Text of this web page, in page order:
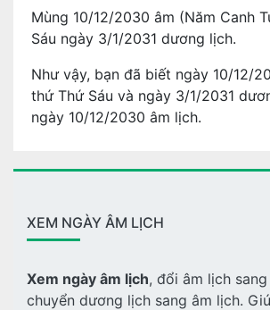
Mùng 10/12/2030 âm (Năm Canh
Sáu ngày 3/1/2031 dương lịch.
Như vậy, bạn đã biết ngày 10/12/
thứ Thứ Sáu và ngày 3/1/2031
ngày 10/12/2030 âm lịch.
XEM NGÀY ÂM LỊCH
Xem ngày âm lịch, đổi âm lịch
chuyển dương lịch sang âm lịch.